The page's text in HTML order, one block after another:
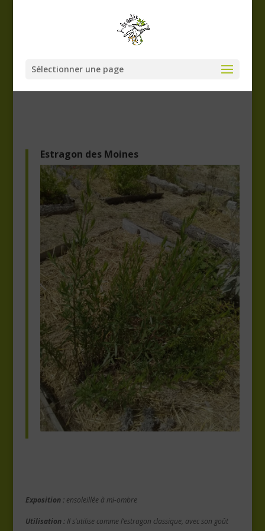
Sélectionner une page
Estragon des Moines
Exposition :ensoleillée à mi-ombre
Utilisation :Il s’utilise comme l’estragon classique, avec son goût